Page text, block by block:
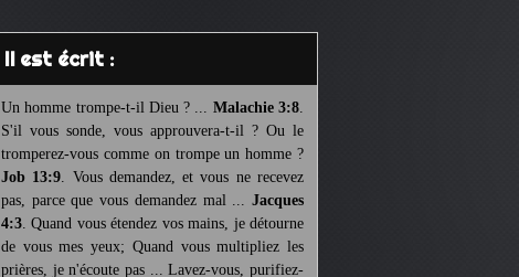
Il est écrit :
Un homme trompe-t-il Dieu ? ... Malachie 3:8.
S'il vous sonde, vous approuvera-t-il ? Ou le
tromperez-vous comme on trompe un homme ?
Job 13:9. Vous demandez, et vous ne recevez
pas, parce que vous demandez mal ... Jacques
4:3. Quand vous étendez vos mains, je détourne
de vous mes yeux; Quand vous multipliez les
prières, je n'écoute pas ... Lavez-vous, purifiez-